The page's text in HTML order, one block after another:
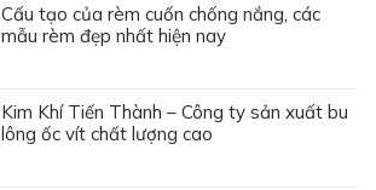
Cấu tạo của rèm cuốn chống nắng, các
mẫu rèm đẹp nhất hiện nay
Kim Khí Tiến Thành – Công ty sản xuất bu
lông ốc vít chất lượng cao